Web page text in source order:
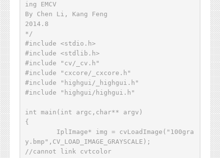
ing EMCV
By Chen Li, Kang Feng
2014.8
*/
#include <stdio.h>
#include <stdlib.h>
#include "cv/_cv.h"
#include "cxcore/_cxcore.h"
#include "highgui/_highgui.h"
#include "highgui/highgui.h"
int main(int argc,char** argv)
{
y.bmp",CV_LOAD_IMAGE_GRAYSCALE);
//cannot link cvtcolor